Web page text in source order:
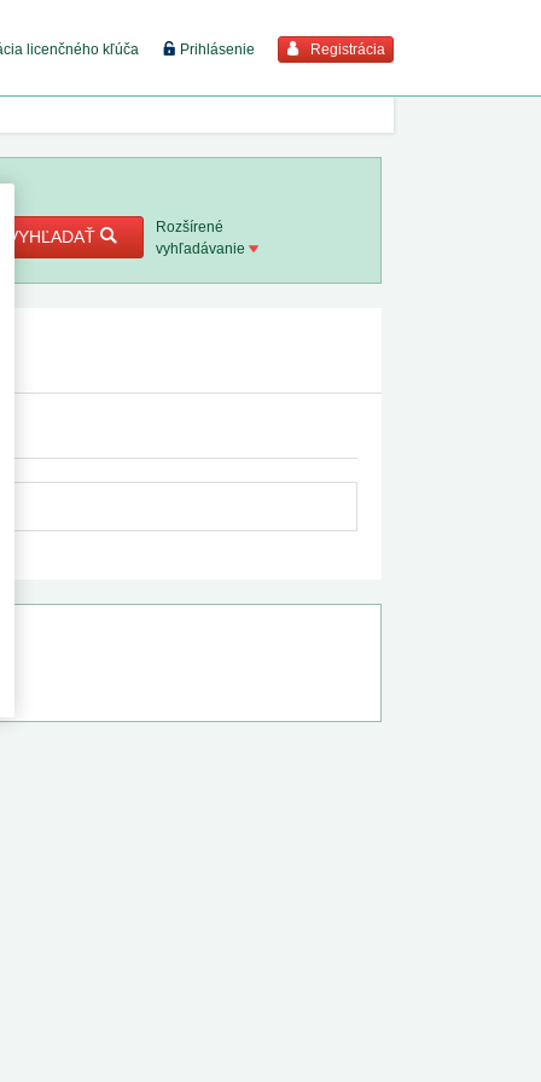
licenčného kľúča Prihlásenie Registrácia
viac
8. 2026
8.
2. 8.
8. 2026
VYHĽADAŤ
Rozšírené
vyhľadávanie